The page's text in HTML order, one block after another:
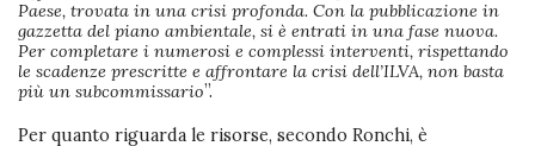
Paese, trovata in una crisi profonda. Con la pubblicazione in
gazzetta del piano ambientale, si è entrati in una fase nuova.
Per completare i numerosi e complessi interventi, rispettando
le scadenze prescritte e affrontare la crisi dell’ILVA, non basta
più un subcommissario”.
Per quanto riguarda le risorse, secondo Ronchi, è